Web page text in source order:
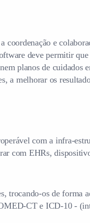
coordenação e
deve permitir que
planos de cuidados
a melhorar os
com a infra-
com EHRs,
trocando-os de forma
CT e ICD-10 -